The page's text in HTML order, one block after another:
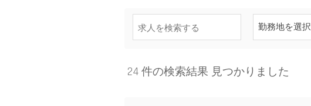
勤務地を選択
24 件の検索結果 見つかりました